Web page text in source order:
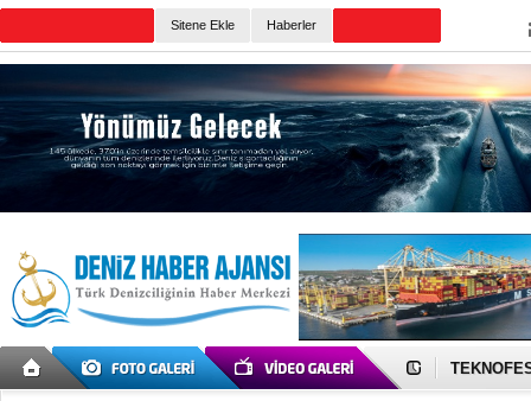
Sitene Ekle Haberler
TAYK -
Tersane